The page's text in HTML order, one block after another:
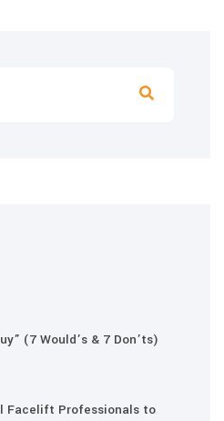
(7 Would’s & 7 Don’ts)
Facelift Professionals to